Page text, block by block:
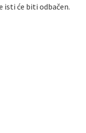
isti će biti odbačen.